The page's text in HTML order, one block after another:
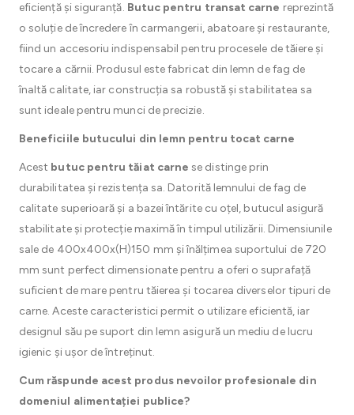
eficiență și siguranță. Butuc pentru transat carne reprezintă
o soluție de încredere în carmangerii, abatoare și restaurante,
fiind un accesoriu indispensabil pentru procesele de tăiere și
tocare a cărnii. Produsul este fabricat din lemn de fag de
înaltă calitate, iar construcția sa robustă și stabilitatea sa
sunt ideale pentru munci de precizie.
Beneficiile butucului din lemn pentru tocat carne
Acest butuc pentru tăiat carne se distinge prin
durabilitatea și rezistența sa. Datorită lemnului de fag de
calitate superioară și a bazei întărite cu oțel, butucul asigură
stabilitate și protecție maximă în timpul utilizării. Dimensiunile
sale de 400x400x(H)150 mm și înălțimea suportului de 720
mm sunt perfect dimensionate pentru a oferi o suprafață
suficient de mare pentru tăierea și tocarea diverselor tipuri de
carne. Aceste caracteristici permit o utilizare eficientă, iar
designul său pe suport din lemn asigură un mediu de lucru
igienic și ușor de întreținut.
Cum răspunde acest produs nevoilor profesionale din
domeniul alimentației publice?